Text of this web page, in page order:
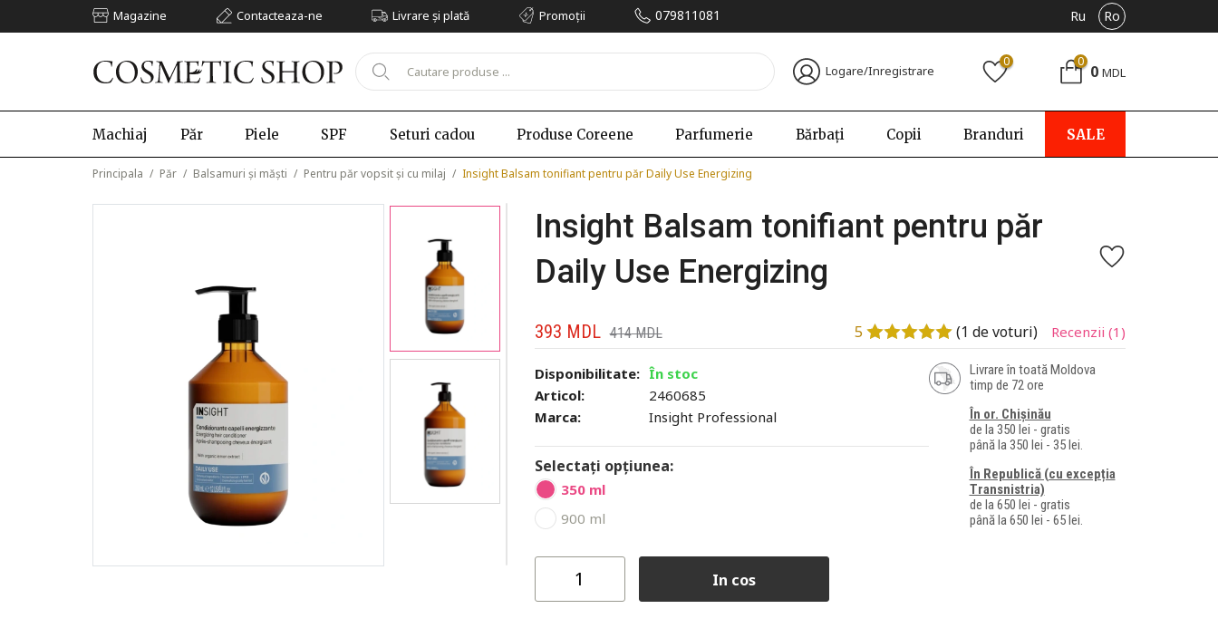
Magazine Contacteaza-ne Livrare și plată Promoții 079811081 Ru Ro
Logare/Inregistrare
0 0 0 MDL
Machiaj Păr Piele SPF Seturi cadou Produse Coreene Parfumerie Bărbați Copii Branduri SALE
Principala / Păr / Balsamuri și măști / Pentru păr vopsit și cu milaj / Insight Balsam tonifiant pentru păr Daily Use Energizing
Insight Balsam tonifiant pentru păr
Daily Use Energizing
393 MDL 414MDL 5 (1 de voturi) Recenzii (1)
Disponibilitate: În stoc
Articol:
2460685
Marca:
Insight Professional
Selectați opțiunea:
350 ml
900 ml
In cos
Livrare în toată Moldova
timp de 72 ore
În or. Chișinău
de la 350 lei - gratis
până la 350 lei - 35 lei.
În Republică (cu excepția
Transnistria)
de la 650 lei - gratis
până la 650 lei - 65 lei.